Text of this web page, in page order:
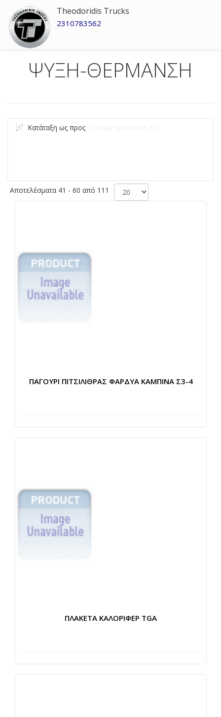
Theodoridis Trucks
2310783562
ΨΥΞΗ-ΘΕΡΜΑΝΣΗ
Κατάταξη ως προς
Αποτελέσματα 41 - 60 από 111
ΠΑΓΟΥΡΙ ΠΙΤΣΙΛΙΘΡΑΣ ΦΑΡΔΥΑ ΚΑΜΠΙΝΑ Σ3-4
ΠΛΑΚΕΤΑ ΚΑΛΟΡΙΦΕΡ TGA